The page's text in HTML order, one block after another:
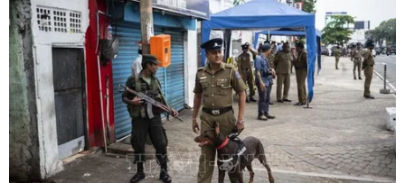
Phó Thủ tướng Vũ Đức Đam trong một lần đi thăm bệnh nhân
của Bệnh viện nhi Trung ương (Nguồn: CTV)
Sáng 11/5, tại Trụ sở Chính phủ, Phó Thủ tướng
Vũ Đức Đam đã chủ trì buổi làm việc với Bộ Y tế
về tình hình phòng, chống các dịch bệnh.